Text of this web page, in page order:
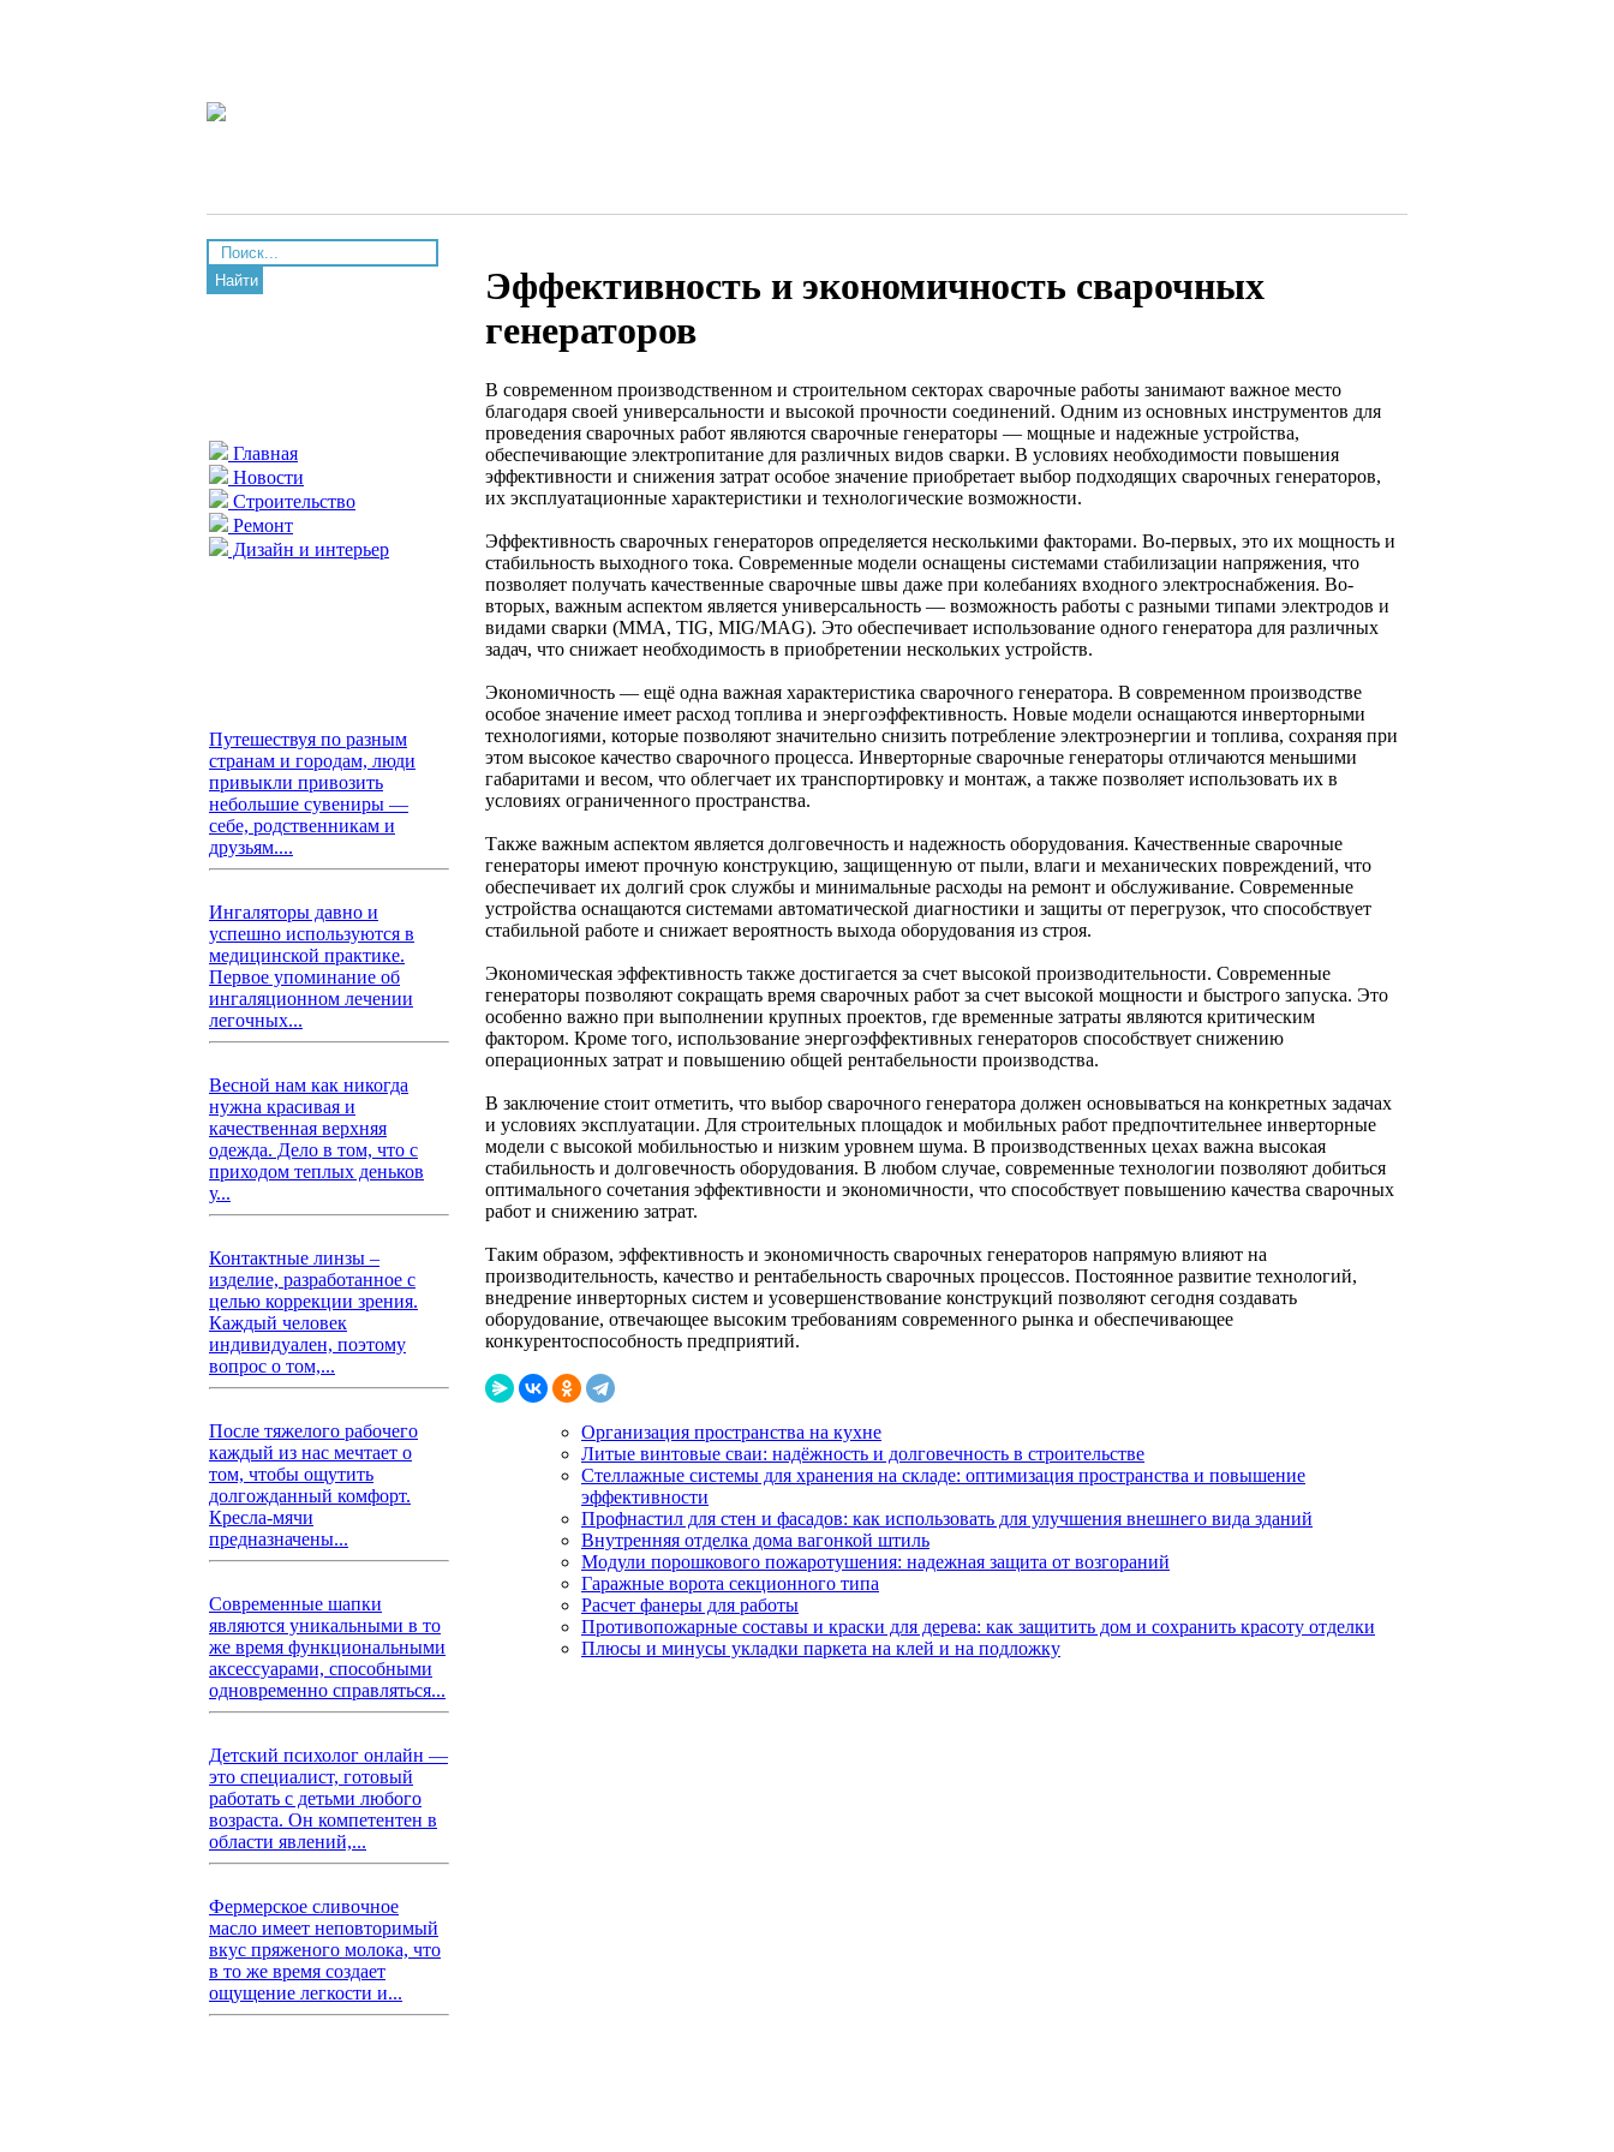
Найти
Главная
Новости
Строительство
Ремонт
Дизайн и интерьер
Путешествуя по разным
странам и городам, люди
привыкли привозить
небольшие сувениры —
себе, родственникам и
друзьям....
Ингаляторы давно и
успешно используются в
медицинской практике.
Первое упоминание об
ингаляционном лечении
легочных...
Весной нам как никогда
нужна красивая и
качественная верхняя
одежда. Дело в том, что с
приходом теплых деньков
у...
Контактные линзы –
изделие, разработанное с
целью коррекции зрения.
Каждый человек
индивидуален, поэтому
вопрос о том,...
После тяжелого рабочего
каждый из нас мечтает о
том, чтобы ощутить
долгожданный комфорт.
Кресла-мячи
предназначены...
Современные шапки
являются уникальными в то
же время функциональными
аксессуарами, способными
одновременно справляться...
Детский психолог онлайн —
это специалист, готовый
работать с детьми любого
возраста. Он компетентен в
области явлений,...
Фермерское сливочное
масло имеет неповторимый
вкус пряженого молока, что
в то же время создает
ощущение легкости и...
Эффективность и экономичность сварочных
генераторов
В современном производственном и строительном секторах сварочные работы занимают важное место
благодаря своей универсальности и высокой прочности соединений. Одним из основных инструментов для
проведения сварочных работ являются сварочные генераторы — мощные и надежные устройства,
обеспечивающие электропитание для различных видов сварки. В условиях необходимости повышения
эффективности и снижения затрат особое значение приобретает выбор подходящих сварочных генераторов,
их эксплуатационные характеристики и технологические возможности.
Эффективность сварочных генераторов определяется несколькими факторами. Во-первых, это их мощность и
стабильность выходного тока. Современные модели оснащены системами стабилизации напряжения, что
позволяет получать качественные сварочные швы даже при колебаниях входного электроснабжения. Во-
вторых, важным аспектом является универсальность — возможность работы с разными типами электродов и
видами сварки (MMA, TIG, MIG/MAG). Это обеспечивает использование одного генератора для различных
задач, что снижает необходимость в приобретении нескольких устройств.
Экономичность — ещё одна важная характеристика сварочного генератора. В современном производстве
особое значение имеет расход топлива и энергоэффективность. Новые модели оснащаются инверторными
технологиями, которые позволяют значительно снизить потребление электроэнергии и топлива, сохраняя при
этом высокое качество сварочного процесса. Инверторные сварочные генераторы отличаются меньшими
габаритами и весом, что облегчает их транспортировку и монтаж, а также позволяет использовать их в
условиях ограниченного пространства.
Также важным аспектом является долговечность и надежность оборудования. Качественные сварочные
генераторы имеют прочную конструкцию, защищенную от пыли, влаги и механических повреждений, что
обеспечивает их долгий срок службы и минимальные расходы на ремонт и обслуживание. Современные
устройства оснащаются системами автоматической диагностики и защиты от перегрузок, что способствует
стабильной работе и снижает вероятность выхода оборудования из строя.
Экономическая эффективность также достигается за счет высокой производительности. Современные
генераторы позволяют сокращать время сварочных работ за счет высокой мощности и быстрого запуска. Это
особенно важно при выполнении крупных проектов, где временные затраты являются критическим
фактором. Кроме того, использование энергоэффективных генераторов способствует снижению
операционных затрат и повышению общей рентабельности производства.
В заключение стоит отметить, что выбор сварочного генератора должен основываться на конкретных задачах
и условиях эксплуатации. Для строительных площадок и мобильных работ предпочтительнее инверторные
модели с высокой мобильностью и низким уровнем шума. В производственных цехах важна высокая
стабильность и долговечность оборудования. В любом случае, современные технологии позволяют добиться
оптимального сочетания эффективности и экономичности, что способствует повышению качества сварочных
работ и снижению затрат.
Таким образом, эффективность и экономичность сварочных генераторов напрямую влияют на
производительность, качество и рентабельность сварочных процессов. Постоянное развитие технологий,
внедрение инверторных систем и усовершенствование конструкций позволяют сегодня создавать
оборудование, отвечающее высоким требованиям современного рынка и обеспечивающее
конкурентоспособность предприятий.
Организация пространства на кухне
Литые винтовые сваи: надёжность и долговечность в строительстве
Стеллажные системы для хранения на складе: оптимизация пространства и повышение
эффективности
Профнастил для стен и фасадов: как использовать для улучшения внешнего вида зданий
Внутренняя отделка дома вагонкой штиль
Модули порошкового пожаротушения: надежная защита от возгораний
Гаражные ворота секционного типа
Расчет фанеры для работы
Противопожарные составы и краски для дерева: как защитить дом и сохранить красоту отделки
Плюсы и минусы укладки паркета на клей и на подложку